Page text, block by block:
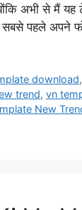
अभी से मैं यह
सबसे पहले अपने
download
trend, vn
New